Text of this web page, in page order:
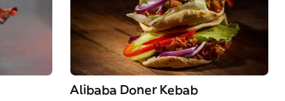
Alibaba Doner Kebab